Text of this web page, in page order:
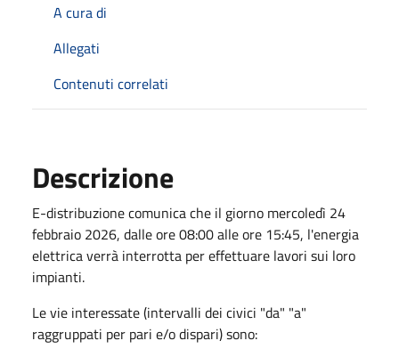
A cura di
Allegati
Contenuti correlati
Descrizione
E-distribuzione comunica che il giorno mercoledì 24
febbraio 2026, dalle ore 08:00 alle ore 15:45, l'energia
elettrica verrà interrotta per effettuare lavori sui loro
impianti.
Le vie interessate (intervalli dei civici "da" "a"
raggruppati per pari e/o dispari) sono: